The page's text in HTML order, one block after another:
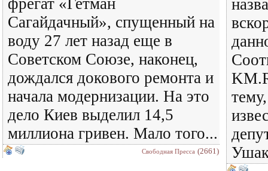
фрегат «Гетман
Сагайдачный», спущенный на
воду 27 лет назад еще в
Советском Союзе, наконец,
дождался докового ремонта и
начала модернизации. На это
дело Киев выделил 14,5
миллиона гривен. Мало того...
Свободная Пресса (2661)